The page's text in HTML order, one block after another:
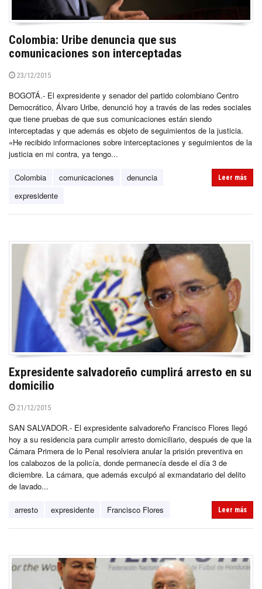
Colombia: Uribe denuncia que sus
comunicaciones son interceptadas
23/12/2015
BOGOTÁ.- El expresidente y senador del partido colombiano Centro
Democrático, Álvaro Uribe, denunció hoy a través de las redes sociales
que tiene pruebas de que sus comunicaciones están siendo
interceptadas y que además es objeto de seguimientos de la justicia.
«He recibido informaciones sobre interceptaciones y seguimientos de la
justicia en mi contra, ya tengo...
Colombia comunicaciones
denuncia
expresidente
Leer más
Expresidente salvadoreño cumplirá arresto en su
domicilio
21/12/2015
SAN SALVADOR.- El expresidente salvadoreño Francisco Flores llegó
hoy a su residencia para cumplir arresto domiciliario, después de que la
Cámara Primera de lo Penal resolviera anular la prisión preventiva en
los calabozos de la policía, donde permanecía desde el día 3 de
diciembre. La cámara, que además exculpó al exmandatario del delito
de lavado...
arresto expresidente Francisco Flores Leer más